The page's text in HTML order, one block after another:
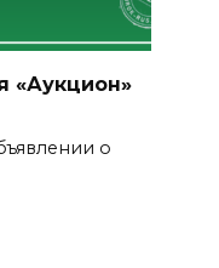
«Аукцион»
о